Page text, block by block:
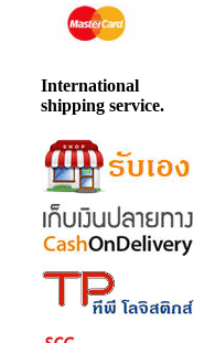
International
shipping service.